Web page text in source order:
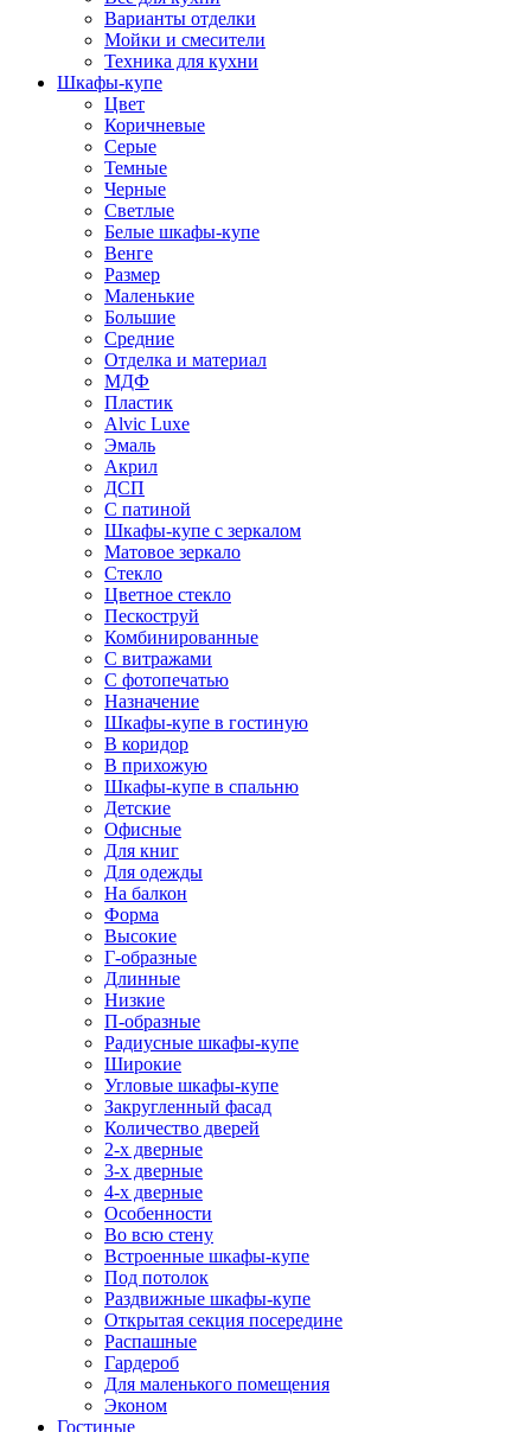
Варианты отделки
Мойки и смесители
Техника для кухни
Шкафы-купе
Цвет
Коричневые
Серые
Темные
Черные
Светлые
Белые шкафы-купе
Венге
Размер
Маленькие
Большие
Средние
Отделка и материал
МДФ
Пластик
Alvic Luxe
Эмаль
Акрил
ДСП
С патиной
Шкафы-купе с зеркалом
Матовое зеркало
Стекло
Цветное стекло
Пескоструй
Комбинированные
С витражами
С фотопечатью
Назначение
Шкафы-купе в гостиную
В коридор
В прихожую
Шкафы-купе в спальню
Детские
Офисные
Для книг
Для одежды
На балкон
Форма
Высокие
Г-образные
Длинные
Низкие
П-образные
Радиусные шкафы-купе
Широкие
Угловые шкафы-купе
Закругленный фасад
Количество дверей
2-х дверные
3-х дверные
4-х дверные
Особенности
Во всю стену
Встроенные шкафы-купе
Под потолок
Раздвижные шкафы-купе
Открытая секция посередине
Распашные
Гардероб
Для маленького помещения
Эконом
Гостиные